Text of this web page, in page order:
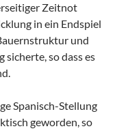
Zeitnot
in ein Endspiel
und
so dass es
Spanisch-Stellung
geworden, so